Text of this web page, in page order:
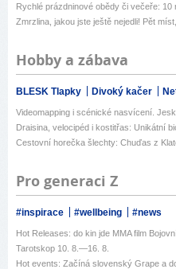
Rychlé prázdninové obědy či večeře: 10
Zmrzlina, jakou jste ještě nejedli! Pět
Hobby a zábava
BLESK Tlapky Divoký kačer
Videomapping i scénické nasvícení.
Draisina, velocipéd i kostitřas: Unikátní
Cestovní horečka šlechty: Chuďas z
Pro generaci Z
#inspirace #wellbeing #news
Hot Releases: do kin jde MMA film
Tarotskop 10. 8.—16. 8.
Hot events: Začíná slovenský Grape a